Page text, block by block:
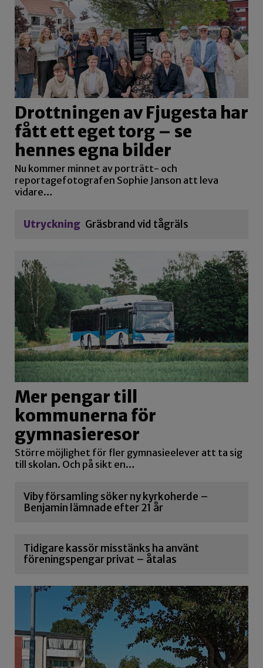
Drottningen av Fjugesta har
fått ett eget torg – se
hennes egna bilder
Nu kommer minnet av porträtt- och
reportagefotografen Sophie Janson att leva
vidare…
Utryckning Gräsbrand vid tågräls
Mer pengar till
kommunerna för
gymnasieresor
Större möjlighet för fler gymnasieelever att ta sig
till skolan. Och på sikt en…
Viby församling söker ny kyrkoherde –
Benjamin lämnade efter 21 år
Tidigare kassör misstänks ha använt
föreningspengar privat – åtalas